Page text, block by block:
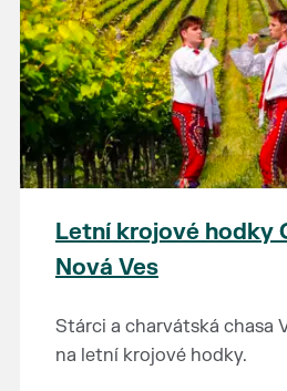
Letní krojové hodky
Nová Ves
Stárci a charvátská chasa
na letní krojové hodky.